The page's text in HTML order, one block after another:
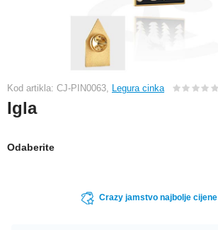
Kod artikla: CJ-PIN0063, Legura cinka
Igla
Odaberite
Crazy jamstvo najbolje cijene